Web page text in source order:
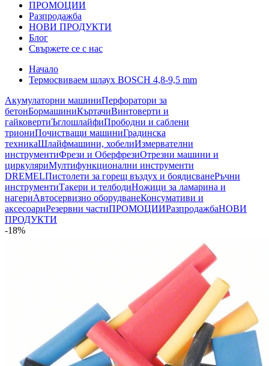
ПРОМОЦИИ
Разпродажба
НОВИ ПРОДУКТИ
Блог
Свържете се с нас
Начало
Термосвиваем шлаух BOSCH 4,8-9,5 mm
Акумулаторни машиниПерфоратори за
бетонБормашиниКъртачиВинтоверти и
гайковертиЪглошлайфиПрободни и саблени
триониПочистващи машиниГрадинска
техникаШлайфмашини, хобелиИзмервателни
инструментиФрези и ОберфрезиОтрезни машини и
циркуляриМултифункционални инструменти
DREMELПистолети за горещ въздух и боядисванеРъчни
инструментиТакери и телбодиНожици за ламарина и
нагериАвтосервизно оборудванеКонсумативи и
аксесоариРезервни частиПРОМОЦИИРазпродажбаНОВИ
ПРОДУКТИ
-18%